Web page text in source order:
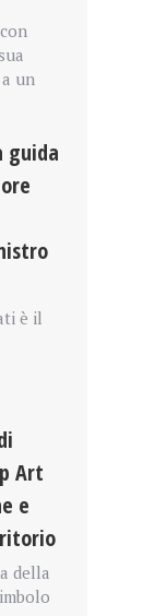
un
guida
è il
Art
e
della